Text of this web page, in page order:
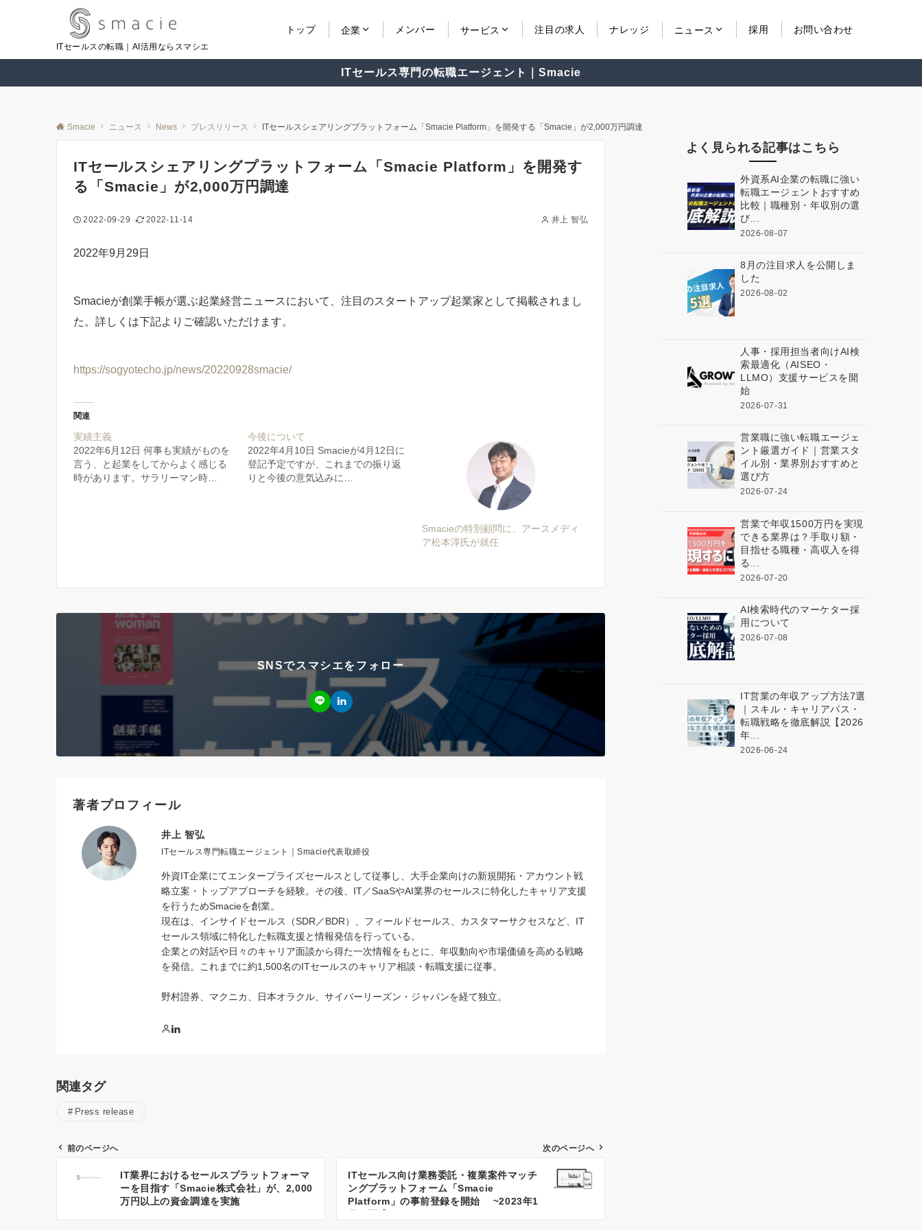
ITセールスの転職｜AI活用ならスマシエ
トップ 企業 メンバー サービス 注目の求人 ナレッジ ニュース 採用 お問い合わせ
ITセールス専門の転職エージェント｜Smacie
Smacie ニュース News プレスリリース ITセールスシェアリングプラットフォーム「Smacie Platform」を開発する「Smacie」が2,000万円調達
ITセールスシェアリングプラットフォーム「Smacie Platform」を開発す
る「Smacie」が2,000万円調達
2022-09-29 2022-11-14 井上 智弘
2022年9月29日
Smacieが創業手帳が選ぶ起業経営ニュースにおいて、注目のスタートアップ起業家として掲載されまし
た。詳しくは下記よりご確認いただけます。
https://sogyotecho.jp/news/20220928smacie/
関連
実績主義
2022年6月12日 何事も実績がものを
言う、と起業をしてからよく感じる
時があります。サラリーマン時…
今後について
2022年4月10日 Smacieが4月12日に
登記予定ですが、これまでの振り返
りと今後の意気込みに…
Smacieの特別顧問に、アースメディ
ア松本淳氏が就任
SNSでスマシエをフォロー
著者プロフィール
井上 智弘
ITセールス専門転職エージェント｜Smacie代表取締役
外資IT企業にてエンタープライズセールスとして従事し、大手企業向けの新規開拓・アカウント戦
略立案・トップアプローチを経験。その後、IT／SaaSやAI業界のセールスに特化したキャリア支援
を行うためSmacieを創業。
現在は、インサイドセールス（SDR／BDR）、フィールドセールス、カスタマーサクセスなど、IT
セールス領域に特化した転職支援と情報発信を行っている。
企業との対話や日々のキャリア面談から得た一次情報をもとに、年収動向や市場価値を高める戦略
を発信。これまでに約1,500名のITセールスのキャリア相談・転職支援に従事。
野村證券、マクニカ、日本オラクル、サイバーリーズン・ジャパンを経て独立。
関連タグ
Press release
前のページへ
IT業界におけるセールスプラットフォーマ
ーを目指す「Smacie株式会社」が、2,000
万円以上の資金調達を実施
次のページへ
ITセールス向け業務委託・複業案件マッチ
ングプラットフォーム「Smacie
Platform」の事前登録を開始 ~2023年1
よく見られる記事はこちら
外資系AI企業の転職に強い
転職エージェントおすすめ
比較｜職種別・年収別の選
び...
2026-08-07
8月の注目求人を公開しま
した
2026-08-02
人事・採用担当者向けAI検
索最適化（AISEO・
LLMO）支援サービスを開
始
2026-07-31
営業職に強い転職エージェ
ント厳選ガイド｜営業スタ
イル別・業界別おすすめと
選び方
2026-07-24
営業で年収1500万円を実現
できる業界は？手取り額・
目指せる職種・高収入を得
る...
2026-07-20
AI検索時代のマーケター採
用について
2026-07-08
IT営業の年収アップ方法7選
｜スキル・キャリアパス・
転職戦略を徹底解説【2026
年...
2026-06-24